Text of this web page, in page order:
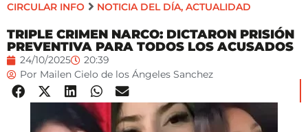
CIRCULAR INFO NOTICIA DEL DÍA, ACTUALIDAD
TRIPLE CRIMEN NARCO: DICTARON PRISIÓN
PREVENTIVA PARA TODOS LOS ACUSADOS
24/10/2025
20:39
Por Mailen Cielo de los Ángeles Sanchez